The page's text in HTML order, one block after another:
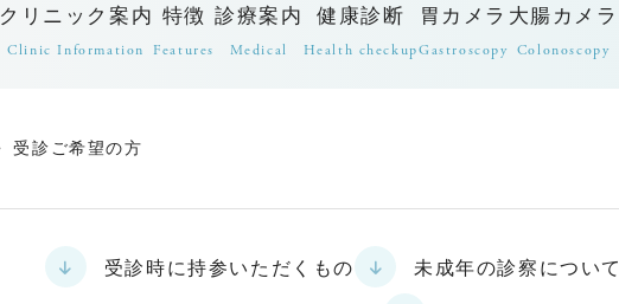
クリニック案内
Clinic Information
特徴
Features
診療案内
Medical
健康診断
Health checkup
胃カメラ
Gastroscopy
大腸カメラ
Colonoscopy
受診ご希望の方
受診時に持参いただくもの 未成年の診察について